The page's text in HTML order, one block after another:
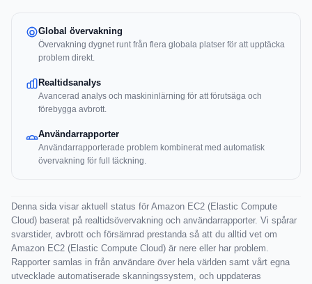
Global övervakning
Övervakning dygnet runt från flera globala platser för att upptäcka
problem direkt.
Realtidsanalys
Avancerad analys och maskininlärning för att förutsäga och
förebygga avbrott.
Användarrapporter
Användarrapporterade problem kombinerat med automatisk
övervakning för full täckning.
Denna sida visar aktuell status för Amazon EC2 (Elastic Compute
Cloud) baserat på realtidsövervakning och användarrapporter. Vi spårar
svarstider, avbrott och försämrad prestanda så att du alltid vet om
Amazon EC2 (Elastic Compute Cloud) är nere eller har problem.
Rapporter samlas in från användare över hela världen samt vårt egna
utvecklade automatiserade skanningssystem, och uppdateras